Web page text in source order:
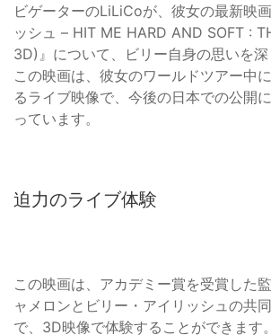
ビゲーターのLiLiCoが、彼女の最新映
ッシュ – HIT ME HARD AND SOFT :
3D)』について、ビリー自身の思いを深
この映画は、彼女のワールドツアー中
るライブ映像で、今後の日本での公開
っています。
迫力のライブ体験
この映画は、アカデミー賞を受賞した
ャメロンとビリー・アイリッシュの共
で、3D映像で体験することができます